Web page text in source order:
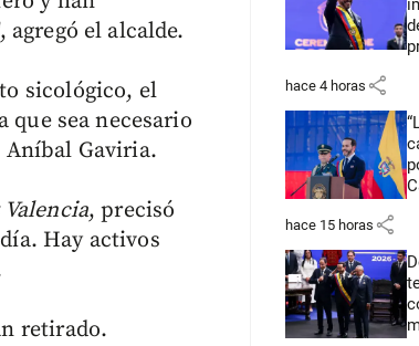
el alcalde.
sicológico, el
que sea necesario
Aníbal Gaviria.
Valencia, precisó
Hay activos
retirado.
hace 4 horas share
hace 15 horas share